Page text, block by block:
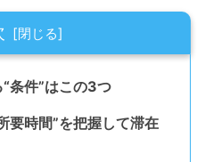
条件”はこの3つ
要時間”を把握して滞在